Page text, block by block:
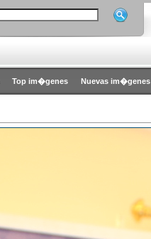
Top im�genes Nuevas im�genes